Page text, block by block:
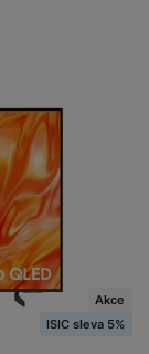
Akce
ISIC sleva 5%